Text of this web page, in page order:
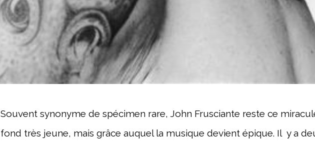
Souvent synonyme de spécimen rare, John Frusciante reste ce
fond très jeune, mais grâce auquel la musique devient épique. Il y a